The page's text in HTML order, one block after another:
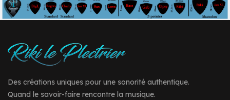
Des créations uniques pour une sonorité authentique.
Quand le savoir-faire rencontre la musique.